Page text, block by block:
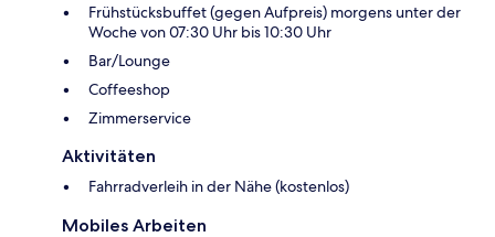
Frühstücksbuffet (gegen Aufpreis) morgens unter der
Woche von 07:30 Uhr bis 10:30 Uhr
Bar/Lounge
Coffeeshop
Zimmerservice
Aktivitäten
Fahrradverleih in der Nähe (kostenlos)
Mobiles Arbeiten